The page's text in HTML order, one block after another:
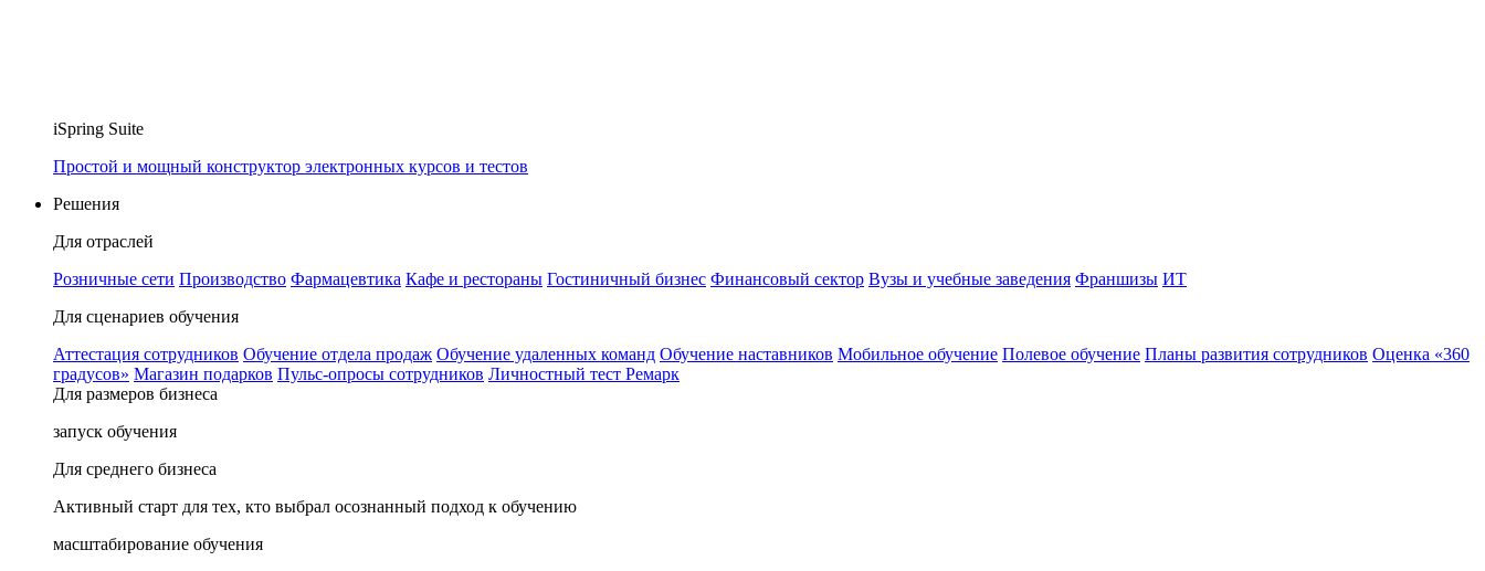
iSpring Suite
Простой и мощный конструктор электронных курсов и тестов
Решения
Для отраслей
Розничные сети Производство Фармацевтика Кафе и рестораны Гостиничный бизнес Финансовый сектор Вузы и учебные заведения Франшизы ИТ
Для сценариев обучения
Аттестация сотрудников Обучение отдела продаж Обучение удаленных команд Обучение наставников Мобильное обучение Полевое обучение Планы развития сотрудников Оценка «360
градусов» Магазин подарков Пульс-опросы сотрудников Личностный тест Ремарк
Для размеров бизнеса
запуск обучения
Для среднего бизнеса
Активный старт для тех, кто выбрал осознанный подход к обучению
масштабирование обучения